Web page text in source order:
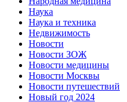
Наука
Наука и техника
Недвижимость
Новости
Новости ЗОЖ
Новости медицины
Новости Москвы
Новости путешествий
Новый год 2024